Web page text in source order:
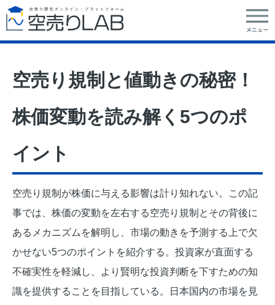
空売り規制と値動きの秘密！
株価変動を読み解く5つのポ
イント
空売り規制が株価に与える影響は計り知れない。この記
事では、株価の変動を左右する空売り規制とその背後に
あるメカニズムを解明し、市場の動きを予測する上で欠
かせない5つのポイントを紹介する。投資家が直面する
不確実性を軽減し、より賢明な投資判断を下すための知
識を提供することを目指している。日本国内の市場を見